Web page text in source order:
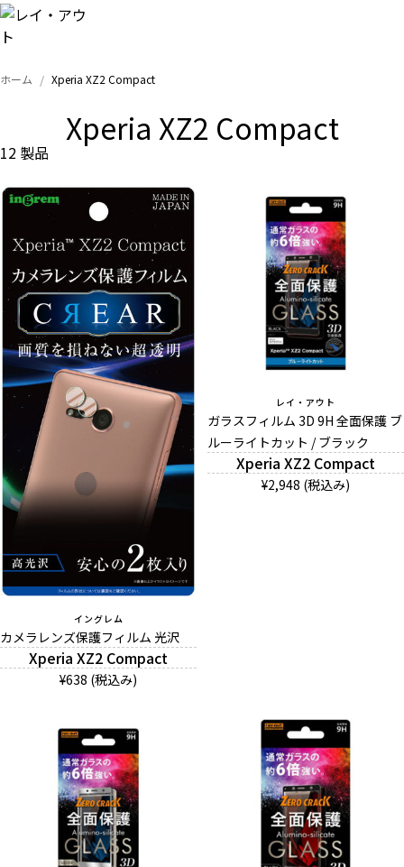
トップ
iPhone
Galaxy
AQUOS
Google
デザインから探す
事業内容
会社概要
お知らせ
よくある質問
お問い合わせ（一般の皆様）
ホーム Xperia XZ2 Compact
Xperia XZ2 Compact
12 製品
イングレム
カメラレンズ保護フィルム 光沢
Xperia XZ2 Compact
¥638 (税込み)
レイ・アウト
ガラスフィルム 3D 9H 全面保護 ブ
ルーライトカット / ブラック
Xperia XZ2 Compact
¥2,948 (税込み)